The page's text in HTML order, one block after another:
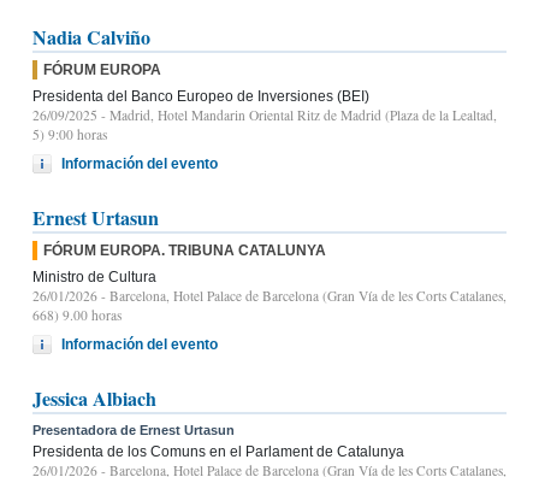
Nadia Calviño
FÓRUM EUROPA
Presidenta del Banco Europeo de Inversiones (BEI)
26/09/2025 - Madrid, Hotel Mandarin Oriental Ritz de Madrid (Plaza de la Lealtad,
5) 9:00 horas
Información del evento
Ernest Urtasun
FÓRUM EUROPA. TRIBUNA CATALUNYA
Ministro de Cultura
26/01/2026 - Barcelona, Hotel Palace de Barcelona (Gran Vía de les Corts Catalanes,
668) 9.00 horas
Información del evento
Jessica Albiach
Presentadora de Ernest Urtasun
Presidenta de los Comuns en el Parlament de Catalunya
26/01/2026 - Barcelona, Hotel Palace de Barcelona (Gran Vía de les Corts Catalanes,